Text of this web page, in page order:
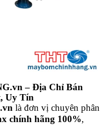
– Địa Chỉ Bán
Uy Tín
là đơn vị chuyên phân
chính hãng 100%,